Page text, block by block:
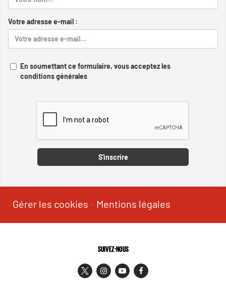
Votre adresse e-mail :
En soumettant ce formulaire, vous acceptez les
conditions générales
S'inscrire
Gérer les cookies - Mentions légales
SUIVEZ-NOUS